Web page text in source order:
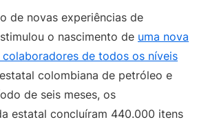
de novas experiências de
o nascimento de uma nova
colaboradores de todos os níveis
colombiana de petróleo e
de seis meses, os
estatal concluíram 440.000 itens